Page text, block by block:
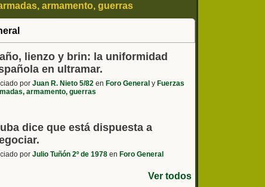
armamento, guerras
- coches, motos, etc
lienzo y brin: la uniformidad
en ultramar.
porJuan R. Nieto 5/82 en Foro General y Fuerzas
armamento, guerras
dice que está dispuesta a
porJulio Tuñón 2º de 1978 en Foro General
Ver todos